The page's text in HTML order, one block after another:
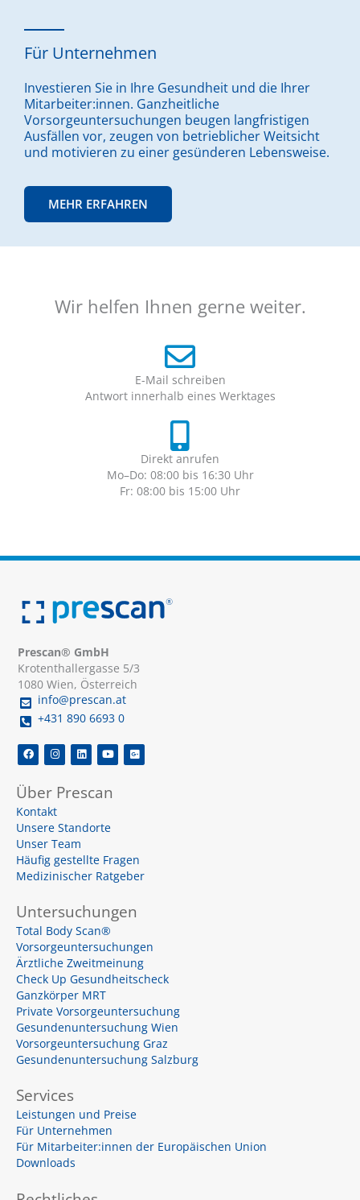
Für Unternehmen
Investieren Sie in Ihre Gesundheit und die Ihrer
Mitarbeiter:innen. Ganzheitliche
Vorsorgeuntersuchungen beugen langfristigen
Ausfällen vor, zeugen von betrieblicher Weitsicht
und motivieren zu einer gesünderen Lebensweise.
MEHR ERFAHREN
Wir helfen Ihnen gerne weiter.
E-Mail schreiben
Antwort innerhalb eines Werktages
Direkt anrufen
Mo–Do: 08:00 bis 16:30 Uhr
Fr: 08:00 bis 15:00 Uhr
Prescan® GmbH
Krotenthallergasse 5/3
1080 Wien, Österreich
info@prescan.at
+431 890 6693 0
F
a
c
b
o
o
I
n
s
a
g
r
a
m
L
i
n
e
d
Y
o
u
u
b
G
o
o
-
s
q
r
Über Prescan
Kontakt
Unsere Standorte
Unser Team
Häufig gestellte Fragen
Medizinischer Ratgeber
Untersuchungen
Total Body Scan®
Vorsorgeuntersuchungen
Ärztliche Zweitmeinung
Check Up Gesundheitscheck
Ganzkörper MRT
Private Vorsorgeuntersuchung
Gesundenuntersuchung Wien
Vorsorgeuntersuchung Graz
Gesundenuntersuchung Salzburg
Services
Leistungen und Preise
Für Unternehmen
Für Mitarbeiter:innen der Europäischen Union
Downloads